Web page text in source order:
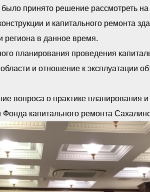
принято решение рассмотреть
и капитального ремонта
региона в данное время.
планирования проведения
и отношение к эксплуатации
вопроса о практике планирования
капитального ремонта